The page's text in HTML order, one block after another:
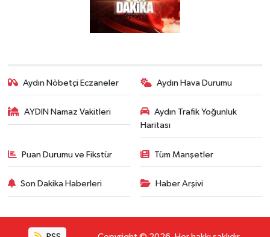
Aydın Nöbetçi Eczaneler Aydın Hava Durumu
AYDIN Namaz Vakitleri
Aydın Trafik Yoğunluk
Haritası
Puan Durumu ve Fikstür Tüm Manşetler
Son Dakika Haberleri Haber Arşivi